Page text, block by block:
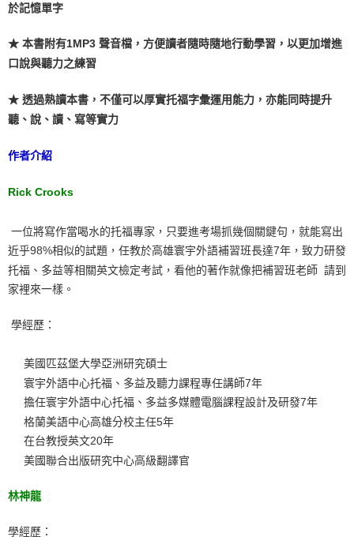
於記憶單字
★ 本書附有1MP3 聲音檔，方便讀者隨時隨地行動學習，以更加增進
口說與聽力之練習
★ 透過熟讀本書，不僅可以厚實托福字彙運用能力，亦能同時提升
聽、 說、讀、寫等實力
作者介紹
Rick Crooks
一位將寫作當喝水的托福專家，只要進考場抓幾個關鍵句，就能寫出
近乎98%相似的試題，任教於高雄寰宇外語補習班長達7年，致力研發
托福、多益等相關英文檢定考試，看他的著作就像把補習班老師 請到
家裡來一樣。
學經歷：
美國匹茲堡大學亞洲研究碩士
寰宇外語中心托福、多益及聽力課程專任講師7年
擔任寰宇外語中心托福、多益多媒體電腦課程設計及研發7年
格蘭美語中心高雄分校主任5年
在台教授英文20年
美國聯合出版研究中心高級翻譯官
林神龍
學經歷：